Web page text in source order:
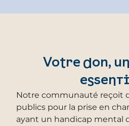
Votre don,
Notre communauté reçoit
publics pour la prise en
ayant un handicap mental